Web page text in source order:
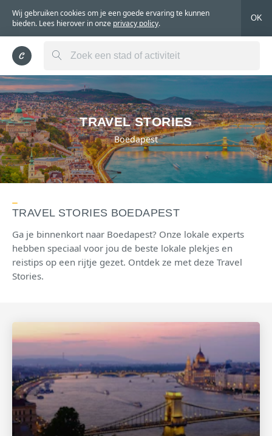
Wij gebruiken cookies om je een goede ervaring te kunnen
bieden. Lees hierover in onze privacy policy.
OK
TRAVEL STORIES
Boedapest
TRAVEL STORIES BOEDAPEST
Ga je binnenkort naar Boedapest? Onze lokale experts
hebben speciaal voor jou de beste lokale plekjes en
reistips op een rijtje gezet. Ontdek ze met deze Travel
Stories.